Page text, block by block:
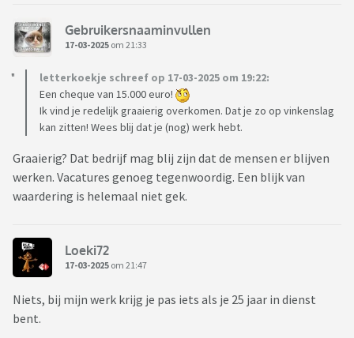
Gebruikersnaaminvullen
17-03-2025 om 21:33
letterkoekje schreef op 17-03-2025 om 19:22:
Een cheque van 15.000 euro!
Ik vind je redelijk graaierig overkomen. Dat je zo op vinkenslag
kan zitten! Wees blij dat je (nog) werk hebt.
Graaierig? Dat bedrijf mag blij zijn dat de mensen er blijven
werken. Vacatures genoeg tegenwoordig. Een blijk van
waardering is helemaal niet gek.
Loeki72
17-03-2025 om 21:47
Niets, bij mijn werk krijg je pas iets als je 25 jaar in dienst
bent.